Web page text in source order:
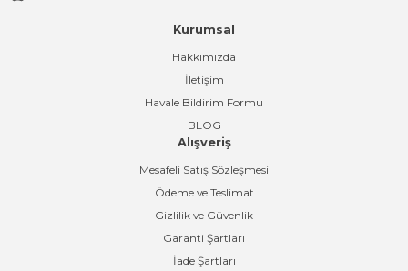
Kurumsal
Hakkımızda
İletişim
Havale Bildirim Formu
BLOG
Alışveriş
Mesafeli Satış Sözleşmesi
Ödeme ve Teslimat
Gizlilik ve Güvenlik
Garanti Şartları
İade Şartları